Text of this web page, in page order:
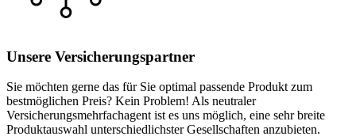
Unsere Versicherungspartner
Sie möchten gerne das für Sie optimal passende Produkt zum
bestmöglichen Preis? Kein Problem! Als neutraler
Versicherungsmehrfachagent ist es uns möglich, eine sehr breite
Produktauswahl unterschiedlichster Gesellschaften anzubieten.